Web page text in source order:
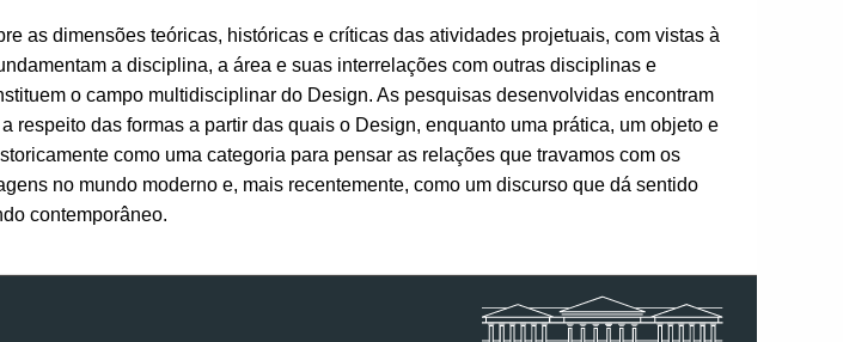
as dimensões teóricas, históricas e críticas das atividades projetuais, com vistas à
a disciplina, a área e suas interrelações com outras disciplinas e
o campo multidisciplinar do Design. As pesquisas desenvolvidas encontram
respeito das formas a partir das quais o Design, enquanto uma prática, um objeto e
como uma categoria para pensar as relações que travamos com os
no mundo moderno e, mais recentemente, como um discurso que dá sentido
contemporâneo.